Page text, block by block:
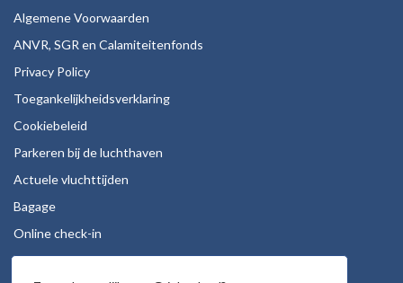
Algemene Voorwaarden
ANVR, SGR en Calamiteitenfonds
Privacy Policy
Toegankelijkheidsverklaring
Cookiebeleid
Parkeren bij de luchthaven
Actuele vluchttijden
Bagage
Online check-in
Stoelreservering